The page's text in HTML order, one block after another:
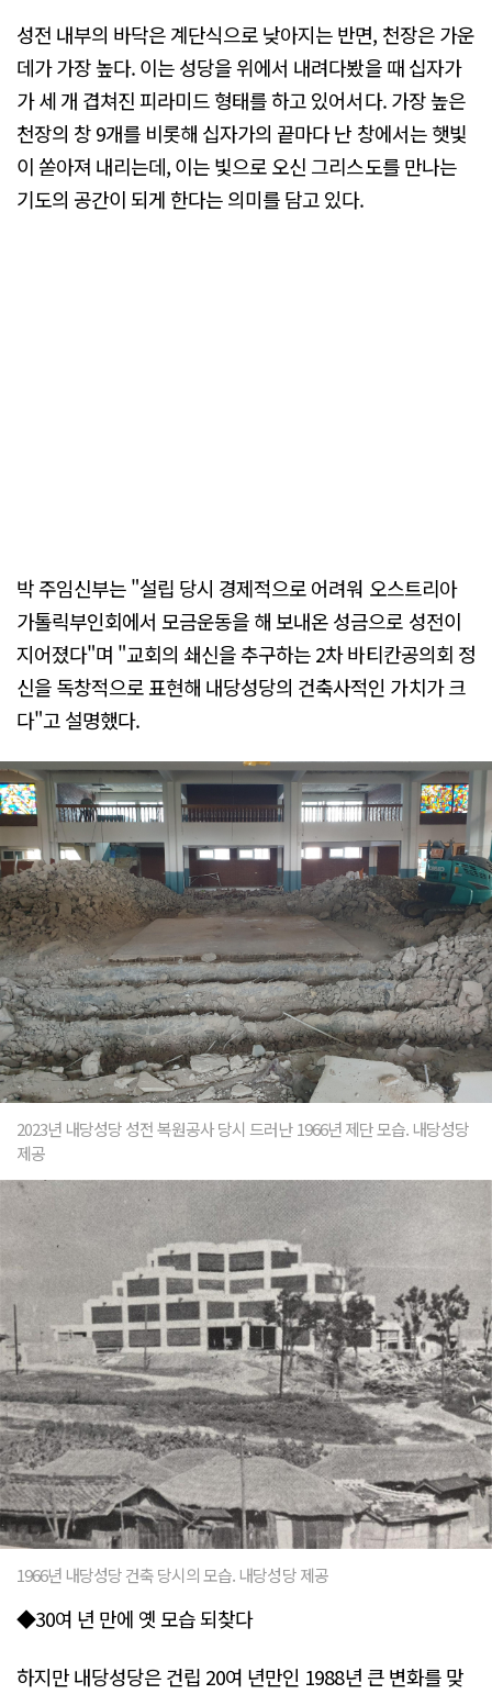
성전 내부의 바닥은 계단식으로 낮아지는 반면, 천장은 가운
데가 가장 높다. 이는 성당을 위에서 내려다봤을 때 십자가
가 세 개 겹쳐진 피라미드 형태를 하고 있어서다. 가장 높은
천장의 창 9개를 비롯해 십자가의 끝마다 난 창에서는 햇빛
이 쏟아져 내리는데, 이는 빛으로 오신 그리스도를 만나는
기도의 공간이 되게 한다는 의미를 담고 있다.
박 주임신부는 "설립 당시 경제적으로 어려워 오스트리아
가톨릭부인회에서 모금운동을 해 보내온 성금으로 성전이
지어졌다"며 "교회의 쇄신을 추구하는 2차 바티칸공의회 정
신을 독창적으로 표현해 내당성당의 건축사적인 가치가 크
다"고 설명했다.
2023년 내당성당 성전 복원공사 당시 드러난 1966년 제단 모습. 내당성당
제공
1966년 내당성당 건축 당시의 모습. 내당성당 제공
◆30여 년 만에 옛 모습 되찾다
하지만 내당성당은 건립 20여 년만인 1988년 큰 변화를 맞